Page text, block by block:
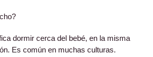
dormir cerca del bebé, en la misma
Es común en muchas culturas.